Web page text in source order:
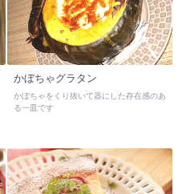
かぼちゃグラタン
かぼちゃをくり抜いて器にした存在感のあ
る一皿です